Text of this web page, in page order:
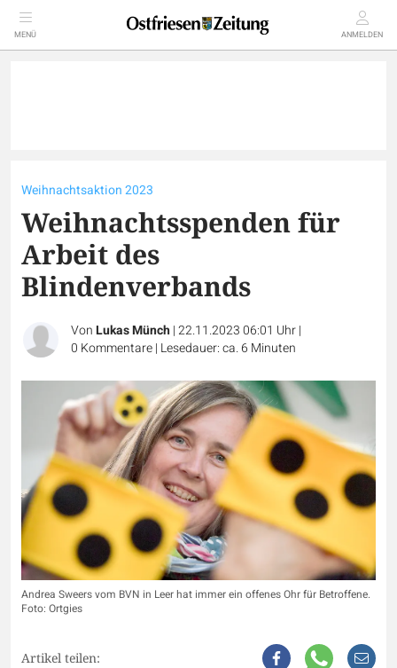
MENÜ ANMELDEN
Weihnachtsaktion 2023
Weihnachtsspenden für
Arbeit des
Blindenverbands
VonLukas Münch|22.11.2023 06:01 Uhr|
0 Kommentare| Lesedauer: ca. 6 Minuten
Andrea Sweers vom BVN in Leer hat immer ein offenes Ohr für Betroffene.
Foto: Ortgies
Artikel teilen: